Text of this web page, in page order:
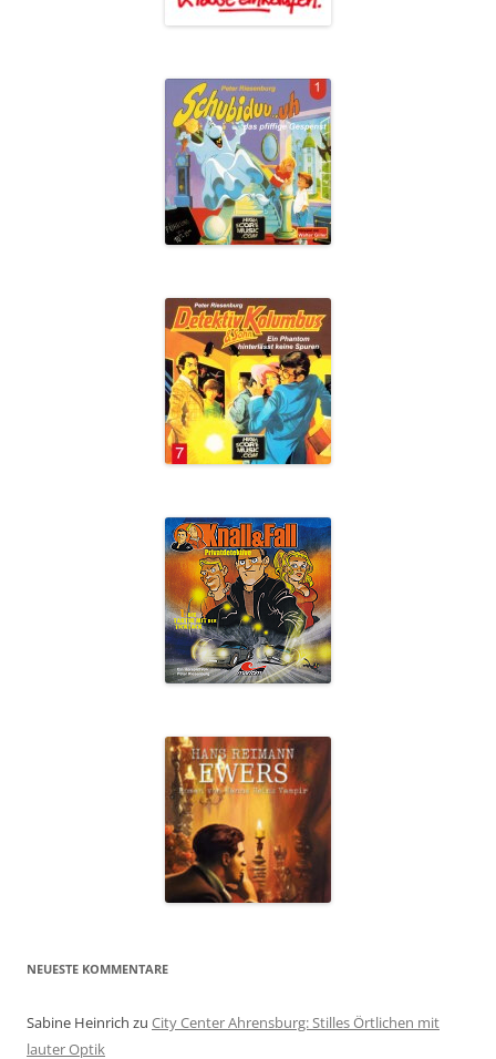
NEUESTE KOMMENTARE
Sabine Heinrich zu City Center Ahrensburg: Stilles Örtlichen mit
lauter Optik